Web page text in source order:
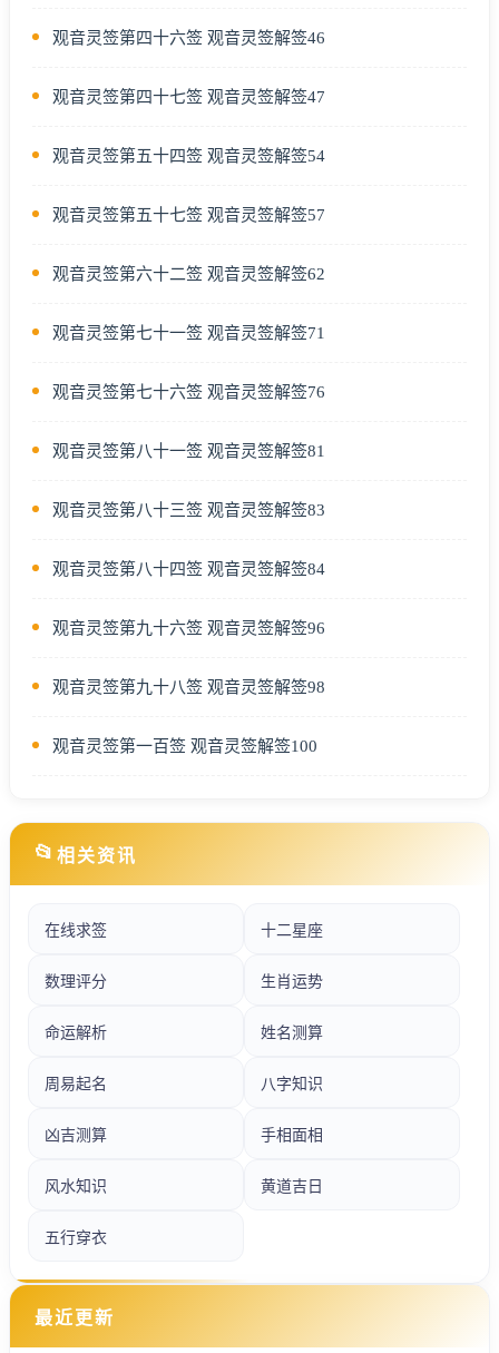
观音灵签第四十六签 观音灵签解签46
观音灵签第四十七签 观音灵签解签47
观音灵签第五十四签 观音灵签解签54
观音灵签第五十七签 观音灵签解签57
观音灵签第六十二签 观音灵签解签62
观音灵签第七十一签 观音灵签解签71
观音灵签第七十六签 观音灵签解签76
观音灵签第八十一签 观音灵签解签81
观音灵签第八十三签 观音灵签解签83
观音灵签第八十四签 观音灵签解签84
观音灵签第九十六签 观音灵签解签96
观音灵签第九十八签 观音灵签解签98
观音灵签第一百签 观音灵签解签100
📂 相关资讯
在线求签 十二星座
数理评分 生肖运势
命运解析 姓名测算
周易起名 八字知识
凶吉测算 手相面相
风水知识 黄道吉日
五行穿衣
最近更新